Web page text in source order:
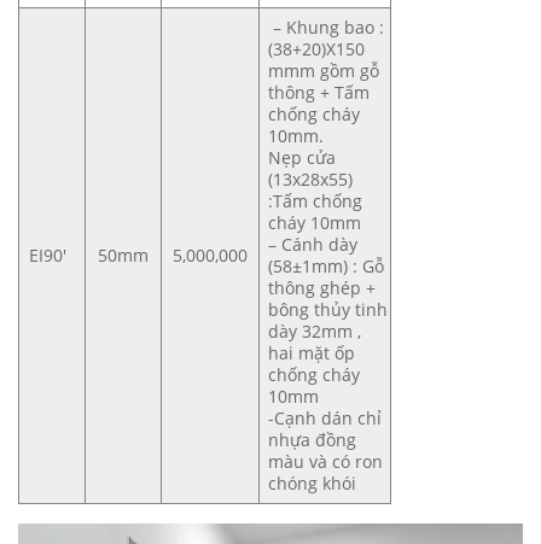
EI90′ 50mm 5,000,000
– Khung bao :
(38+20)X150
mmm gồm gỗ
thông + Tấm
chống cháy
10mm.
Nẹp cửa
(13x28x55)
:Tấm chống
cháy 10mm
– Cánh dày
(58±1mm) : Gỗ
thông ghép +
bông thủy tinh
dày 32mm ,
hai mặt ốp
chống cháy
10mm
-Cạnh dán chỉ
nhựa đồng
màu và có ron
chóng khói